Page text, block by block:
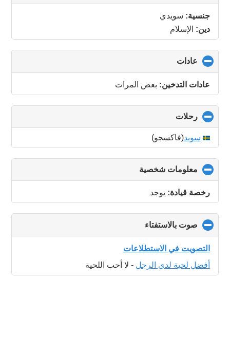
to
collapse
contents
جنسية: سويدي
دين: الإسلام
عادات
to
collapse
contents
عادات التدخين: بعض المرات
رحلات
to
collapse
contents
سويد(فاكسجو)
معلومات شخصية
to
رخصة قيادة: يوجد
صوت بالاستفتاء
to
collapse
التصويت في الاستطلاعات
أفضل لحية لدى الرجل - لا أحب اللحية